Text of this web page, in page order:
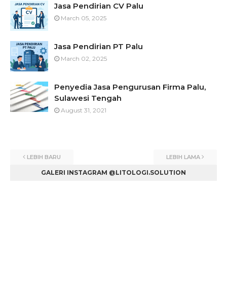
Jasa Pendirian CV Palu
March 05, 2025
Jasa Pendirian PT Palu
March 02, 2025
Penyedia Jasa Pengurusan Firma Palu,
Sulawesi Tengah
August 31, 2021
LEBIH BARU LEBIH LAMA
GALERI INSTAGRAM @LITOLOGI.SOLUTION